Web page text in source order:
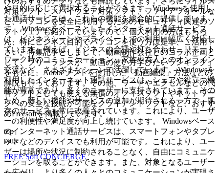
や目的に応じて選択することができます。Windowsを使用し
た通話サービスは、これらの機能を総合的に提供していま
す。 Windowsをベースとしたインターネット通話サービス
は、ビジネスシーンやプライベートでの利用に幅広く対応し
ています。例えば、ビジネスの会議や打ち合わせ、リモート
ワーク時のコミュニケーション、家族や友人とのオンライン
交流など、さまざまなシーンで活躍しています。 Windowsを
利用したインターネット通話サービスは、シェアや役立つ機
能が豊富であり、多くのユーザーに支持されています。その
ため、新しい機能やサービスの追加が期待される一方で、既
存のサービスも常に改善されています。これにより、ユーザ
ーの利便性や満足度が向上し続けています。 Windowsベース
のインターネット通話サービスは、スマートフォンやタブレ
ットなどのデバイスでも利用が可能です。これにより、ユー
ザーは場所や状況に制約されることなく、自由にコミュニケ
ーションを取ることができます。また、対象となるユーザー
対策ソフト、スパイウェア対策ソフト、ファイアフォールな
ど、パソコンを安全に利用するためのセキュリティ関連のソ
フトウェアも紹介していますので、個人利用の方はもちろ
ん、特にビジネス目的でパソコンを使う方は是非、ご活用下
さい。特集記事としまして、動画制作会社とのコラボ企画と
して、フリーランスが「動画の使い方学びたいランキング」
をもとに、Adobeソフトを使用した「動画編集」方法などの
解説も行っております。その他、ワードやエクセルなどの代
替ソフトとしても使える無償のオフィスソフトやネットワー
クへの安全な接続が可能なクライアントソフトなど、おすす
めFreesoftを掲載しています。
top
page
FREE Soft CONCIERGE